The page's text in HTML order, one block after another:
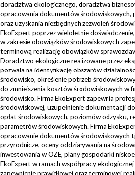
doradztwa ekologicznego, doradztwa
opracowania dokumentów
oraz uzyskania niezbędnych zezwoleń
EkoExpert poprzez wieloletnie
w zakresie obowiązków środowiskowych
terminową realizację obowiązków
Doradztwo ekologiczne realizowane przez
pozwala na identyfikację obszarów
środowisko, określenie potrzeb
do zmniejszenia kosztów środowiskowych w
środowisko. Firma EkoExpert zapewnia
środowiskowej, uzupełnienie dokumentacji
opłat środowiskowych, poziomów odzysku,
parametrów środowiskowych. Firma
opracowanie dokumentów środowiskowych
przyrodnicze, oceny oddziaływania na
inwestowania w OZE, plany gospodarki
EkoExpert w ramach współpracy
zapewnienie prawidłowej oraz terminowej